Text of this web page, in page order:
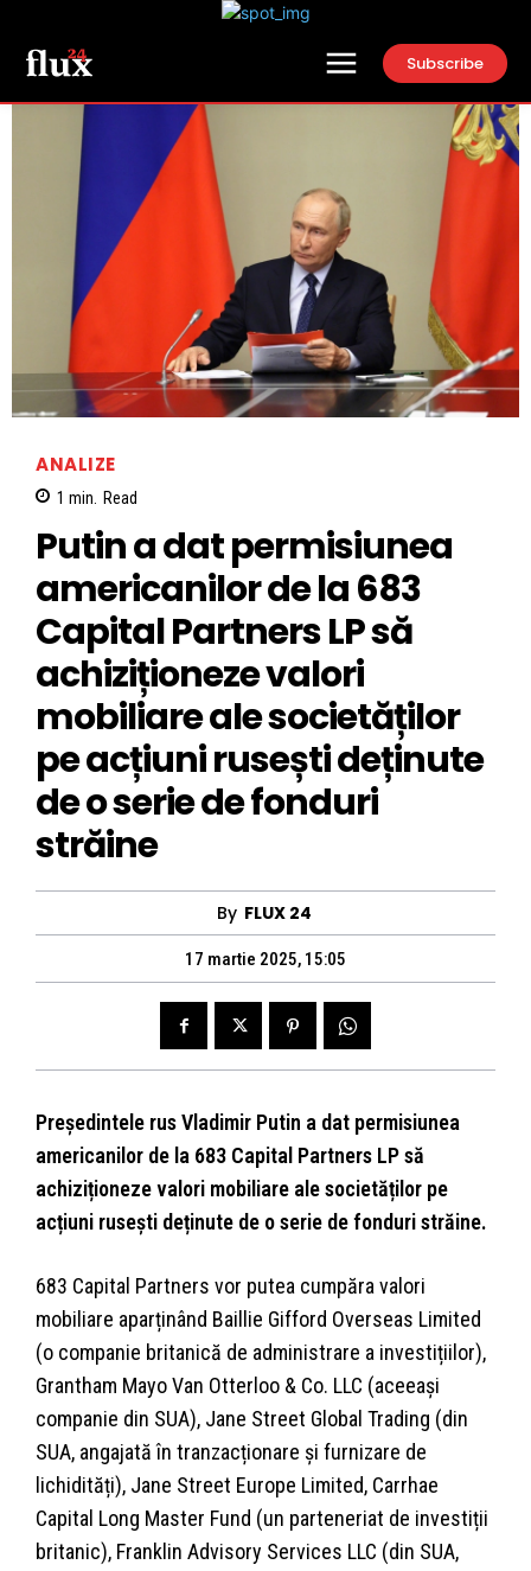
Subscribe
ANALIZE
1 min. Read
Putin a dat permisiunea
americanilor de la 683
Capital Partners LP să
achiziționeze valori
mobiliare ale societăților
pe acțiuni rusești deținute
de o serie de fonduri
străine
By FLUX 24
17 martie 2025, 15:05
Președintele rus Vladimir Putin a dat permisiunea
americanilor de la 683 Capital Partners LP să
achiziționeze valori mobiliare ale societăților pe
acțiuni rusești deținute de o serie de fonduri străine.
683 Capital Partners vor putea cumpăra valori
mobiliare aparținând Baillie Gifford Overseas Limited
(o companie britanică de administrare a investițiilor),
Grantham Mayo Van Otterloo & Co. LLC (aceeași
companie din SUA), Jane Street Global Trading (din
SUA, angajată în tranzacționare și furnizare de
lichidități), Jane Street Europe Limited, Carrhae
Capital Long Master Fund (un parteneriat de investiții
britanic), Franklin Advisory Services LLC (din SUA,